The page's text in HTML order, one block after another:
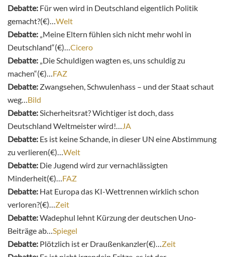
Debatte: Für wen wird in Deutschland eigentlich Politik
gemacht?(€)… Welt
Debatte: „Meine Eltern fühlen sich nicht mehr wohl in
Deutschland“(€)… Cicero
Debatte: „Die Schuldigen wagten es, uns schuldig zu
machen“(€)… FAZ
Debatte: Zwangsehen, Schwulenhass – und der Staat schaut
weg… Bild
Debatte: Sicherheitsrat? Wichtiger ist doch, dass
Deutschland Weltmeister wird!…
JA
Debatte: Es ist keine Schande, in dieser UN eine Abstimmung
zu verlieren(€)… Welt
Debatte: Die Jugend wird zur vernachlässigten
Minderheit(€)… FAZ
Debatte: Hat Europa das KI-Wettrennen wirklich schon
verloren?(€)… Zeit
Debatte:Wadephul lehnt Kürzung der deutschen Uno-
Beiträge ab… Spiegel
Debatte: Plötzlich ist er Draußenkanzler(€)… Zeit